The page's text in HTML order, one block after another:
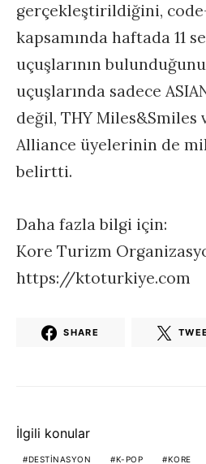
gerçekleştirildiğini,
kapsamında haftada 11
uçuşlarının
uçuşlarında sadece
değil, THY Miles&Smiles
Alliance üyelerinin de mil
belirtti.
Daha fazla bilgi için:
Kore Turizm
https://ktoturkiye.com
SHARE
İlgili konular
DESTINASYON K-POP KORE